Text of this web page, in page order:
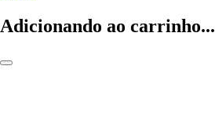
Adicionando ao carrinho...